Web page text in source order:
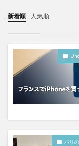
新着順 人気順
パリ